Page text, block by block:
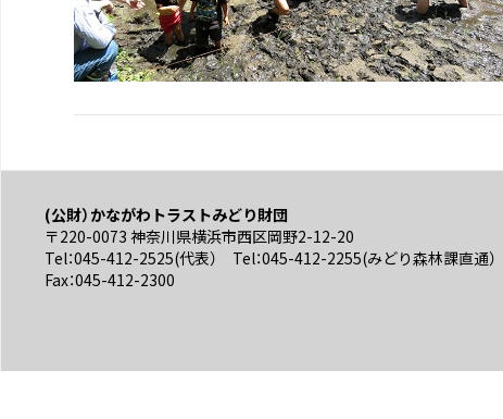
(公財）かながわトラストみどり財団
〒220-0073 神奈川県横浜市西区岡野2-12-20
Tel：045-412-2525(代表） Tel：045-412-2255(みどり森林課直通）
Fax：045-412-2300